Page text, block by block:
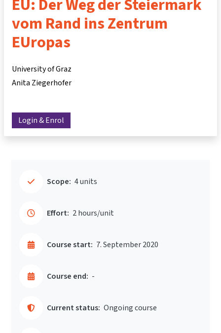
EU: Der Weg der Steiermark
vom Rand ins Zentrum
EUropas
University of Graz
Anita Ziegerhofer
Login & Enrol
Scope: 4 units
Effort: 2 hours/unit
Course start: 7. September 2020
Course end: -
Current status: Ongoing course